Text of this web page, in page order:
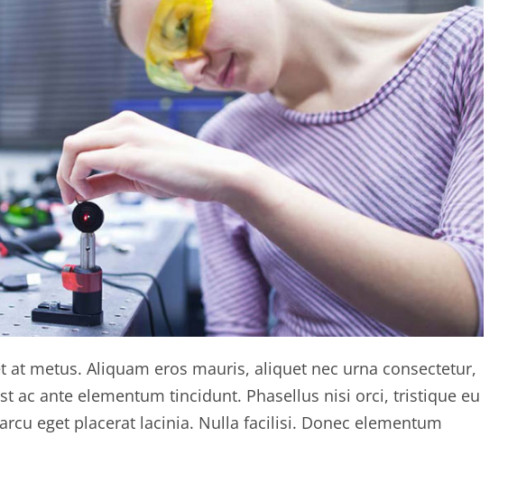
metus. Aliquam eros mauris, aliquet nec urna consectetur,
ac ante elementum tincidunt. Phasellus nisi orci, tristique eu
eget placerat lacinia. Nulla facilisi. Donec elementum